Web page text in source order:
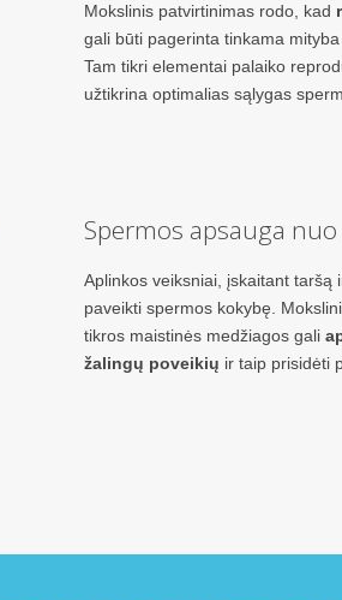
Mokslinis patvirtinimas rodo, kad
gali būti pagerinta tinkama
Tam tikri elementai palaiko
užtikrina optimalias sąlygas
Spermos apsauga
Aplinkos veiksniai, įskaitant taršą
paveikti spermos kokybę.
tikros maistinės medžiagos gali
žalingų poveikių ir taip prisidėti